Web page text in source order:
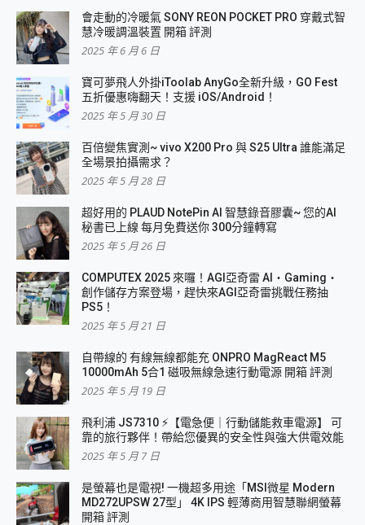
會走動的冷暖氣 SONY REON POCKET PRO 穿戴式智
慧冷暖調溫裝置 開箱 評測
2025 年 6 月 6 日
寶可夢飛人外掛iToolab AnyGo全新升級，GO Fest
五折優惠嗨翻天！支援 iOS/Android！
2025 年 5 月 30 日
百倍變焦實測~ vivo X200 Pro 與 S25 Ultra 誰能滿足
全場景拍攝需求？
2025 年 5 月 28 日
超好用的 PLAUD NotePin AI 智慧錄音膠囊~ 您的AI
秘書已上線 每月免費送你 300分鐘轉寫
2025 年 5 月 26 日
COMPUTEX 2025 來囉！AGI亞奇雷 AI・Gaming・
創作儲存方案登場，趕快來AGI亞奇雷挑戰任務抽
PS5！
2025 年 5 月 21 日
自帶線的 有線無線都能充 ONPRO MagReact M5
10000mAh 5合1 磁吸無線急速行動電源 開箱 評測
2025 年 5 月 19 日
飛利浦 JS7310 ⚡【電急便｜行動儲能救車電源】 可
靠的旅行夥伴！帶給您優異的安全性與強大供電效能
2025 年 5 月 7 日
是螢幕也是電視! 一機超多用途「MSI微星 Modern
MD272UPSW 27型」 4K IPS 輕薄商用智慧聯網螢幕
開箱 評測